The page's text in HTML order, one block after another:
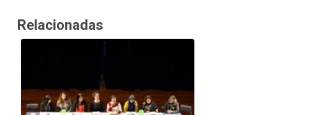
Relacionadas